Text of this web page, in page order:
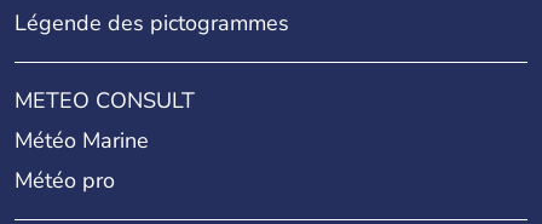
Légende des pictogrammes
METEO CONSULT
Météo Marine
Météo pro